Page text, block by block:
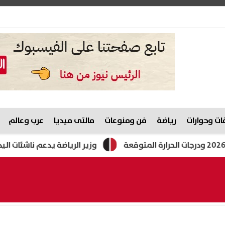
وحوارات رياضة فن ومنوعات مالتى ميديا عرب وعالم
وزير الرياضة يدعم ناشئات اليد